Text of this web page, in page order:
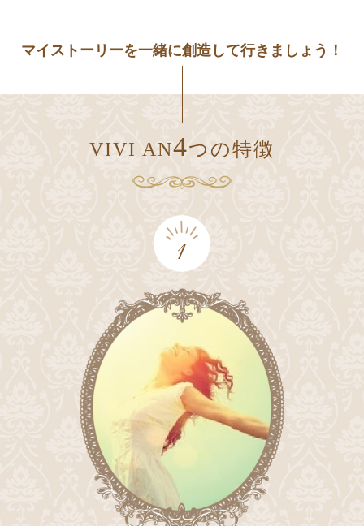
マイストーリーを⼀緒に創造して行きましょう！
VIVI AN4つの特徴
1